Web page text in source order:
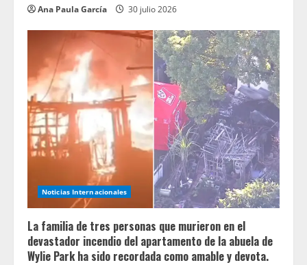
Ana Paula García 30 julio 2026
Noticias Internacionales
La familia de tres personas que murieron en el
devastador incendio del apartamento de la abuela de
Wylie Park ha sido recordada como amable y devota.